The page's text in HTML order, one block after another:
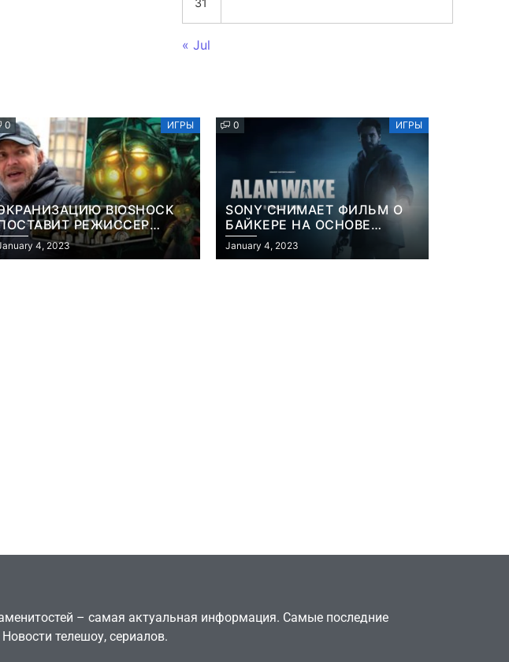
« Jul
0 ИГРЫ
BIOSHOCK
РЕЖИССЕР
И
ИГР»
4, 2023
0 ИГРЫ
SONY СНИМАЕТ ФИЛЬМ О
БАЙКЕРЕ НА ОСНОВЕ
ИЗВЕСТНОЙ ВИДЕОИГРЫ
January 4, 2023
– самая актуальная информация. Самые последние
телешоу, сериалов.